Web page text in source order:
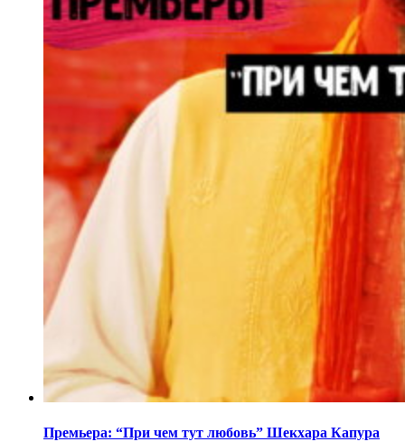
Премьера: “При чем тут любовь” Шекхара Капура